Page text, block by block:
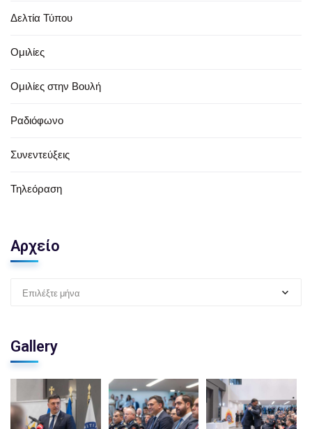
Δελτία Τύπου
Ομιλίες
Ομιλίες στην Βουλή
Ραδιόφωνο
Συνεντεύξεις
Τηλεόραση
Αρχείο
Επιλέξτε μήνα
Gallery